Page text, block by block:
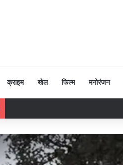
क्राइम खेल फिल्म मनोरंजन